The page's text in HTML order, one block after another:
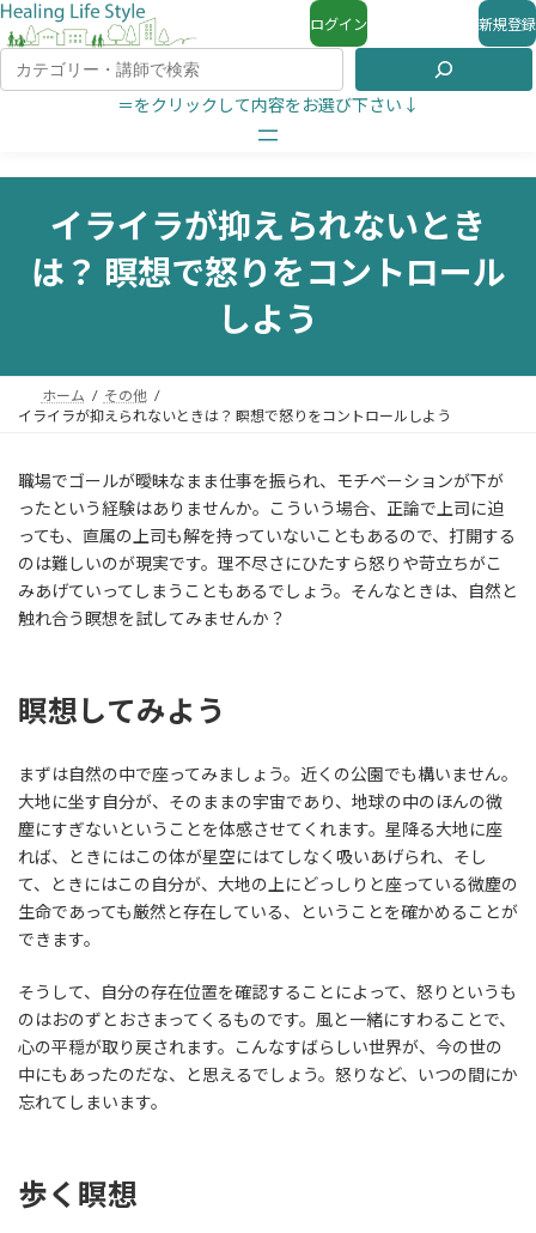
ログイン 新規登録
＝をクリックして内容をお選び下さい↓
イライラが抑えられないとき
は？ 瞑想で怒りをコントロール
しよう
ホーム
その他
イライラが抑えられないときは？ 瞑想で怒りをコントロールしよう
職場でゴールが曖昧なまま仕事を振られ、モチベーションが下が
ったという経験はありませんか。こういう場合、正論で上司に迫
っても、直属の上司も解を持っていないこともあるので、打開する
のは難しいのが現実です。理不尽さにひたすら怒りや苛立ちがこ
みあげていってしまうこともあるでしょう。そんなときは、自然と
触れ合う瞑想を試してみませんか？
瞑想してみよう
まずは自然の中で座ってみましょう。近くの公園でも構いません。
大地に坐す自分が、そのままの宇宙であり、地球の中のほんの微
塵にすぎないということを体感させてくれます。星降る大地に座
れば、ときにはこの体が星空にはてしなく吸いあげられ、そし
て、ときにはこの自分が、大地の上にどっしりと座っている微塵の
生命であっても厳然と存在している、ということを確かめることが
できます。
そうして、自分の存在位置を確認することによって、怒りというも
のはおのずとおさまってくるものです。風と一緒にすわることで、
心の平穏が取り戻されます。こんなすばらしい世界が、今の世の
中にもあったのだな、と思えるでしょう。怒りなど、いつの間にか
忘れてしまいます。
歩く瞑想